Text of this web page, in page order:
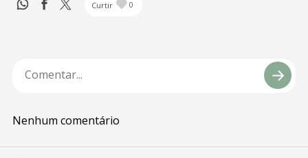
Curtir 0
Nenhum comentário